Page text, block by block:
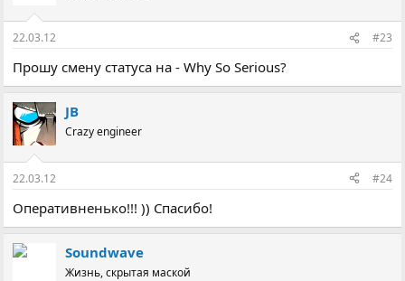
22.03.12 #23
Прошу смену статуса на - Why So Serious?
JB
Crazy engineer
22.03.12 #24
Оперативненько!!! )) Спасибо!
Soundwave
Жизнь, скрытая маской